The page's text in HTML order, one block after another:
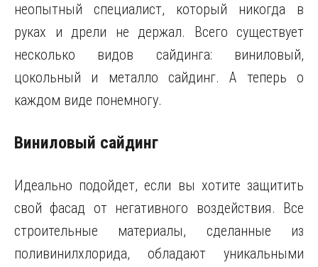
неопытный специалист, который никогда в
руках и дрели не держал. Всего существует
несколько видов сайдинга: виниловый,
цокольный и металло сайдинг. А теперь о
каждом виде понемногу.
Виниловый сайдинг
Идеально подойдет, если вы хотите защитить
свой фасад от негативного воздействия. Все
строительные материалы, сделанные из
поливинилхлорида, обладают уникальными